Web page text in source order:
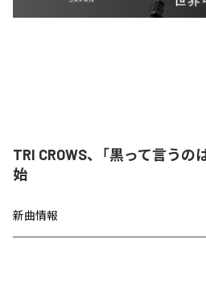
TRI CROWS、「黒って言うの
始
新曲情報